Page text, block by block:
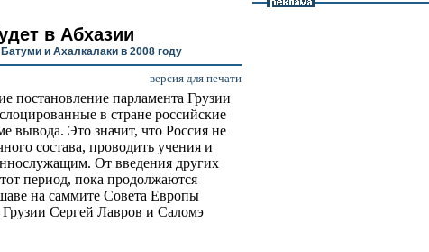
в Абхазии
и Ахалкалаки в 2008 году
версия для печати
постановление парламента Грузии
в стране российские
вывода. Это значит, что Россия не
состава, проводить учения и
От введения других
период, пока продолжаются
на саммите Совета Европы
Сергей Лавров и Саломэ